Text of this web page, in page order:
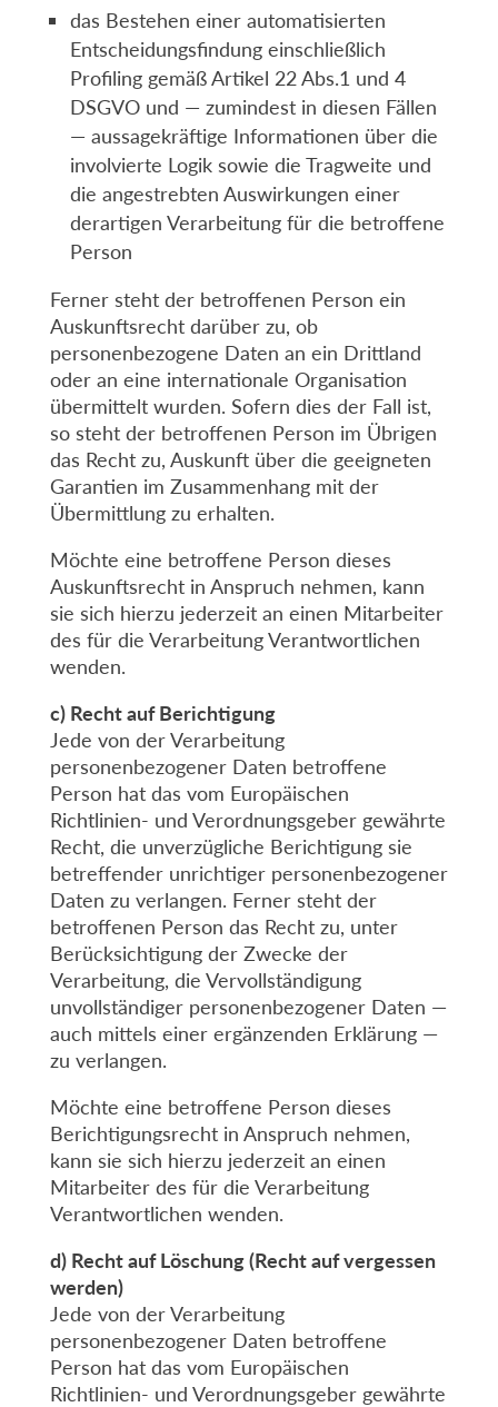
das Bestehen einer automatisierten
Entscheidungsfindung einschließlich
Profiling gemäß Artikel 22 Abs.1 und 4
DSGVO und — zumindest in diesen Fällen
— aussagekräftige Informationen über die
involvierte Logik sowie die Tragweite und
die angestrebten Auswirkungen einer
derartigen Verarbeitung für die betroffene
Person
Ferner steht der betroffenen Person ein
Auskunftsrecht darüber zu, ob
personenbezogene Daten an ein Drittland
oder an eine internationale Organisation
übermittelt wurden. Sofern dies der Fall ist,
so steht der betroffenen Person im Übrigen
das Recht zu, Auskunft über die geeigneten
Garantien im Zusammenhang mit der
Übermittlung zu erhalten.
Möchte eine betroffene Person dieses
Auskunftsrecht in Anspruch nehmen, kann
sie sich hierzu jederzeit an einen Mitarbeiter
des für die Verarbeitung Verantwortlichen
wenden.
c) Recht auf Berichtigung
Jede von der Verarbeitung
personenbezogener Daten betroffene
Person hat das vom Europäischen
Richtlinien- und Verordnungsgeber gewährte
Recht, die unverzügliche Berichtigung sie
betreffender unrichtiger personenbezogener
Daten zu verlangen. Ferner steht der
betroffenen Person das Recht zu, unter
Berücksichtigung der Zwecke der
Verarbeitung, die Vervollständigung
unvollständiger personenbezogener Daten —
auch mittels einer ergänzenden Erklärung —
zu verlangen.
Möchte eine betroffene Person dieses
Berichtigungsrecht in Anspruch nehmen,
kann sie sich hierzu jederzeit an einen
Mitarbeiter des für die Verarbeitung
Verantwortlichen wenden.
d) Recht auf Löschung (Recht auf vergessen
werden)
Jede von der Verarbeitung
personenbezogener Daten betroffene
Person hat das vom Europäischen
Richtlinien- und Verordnungsgeber gewährte